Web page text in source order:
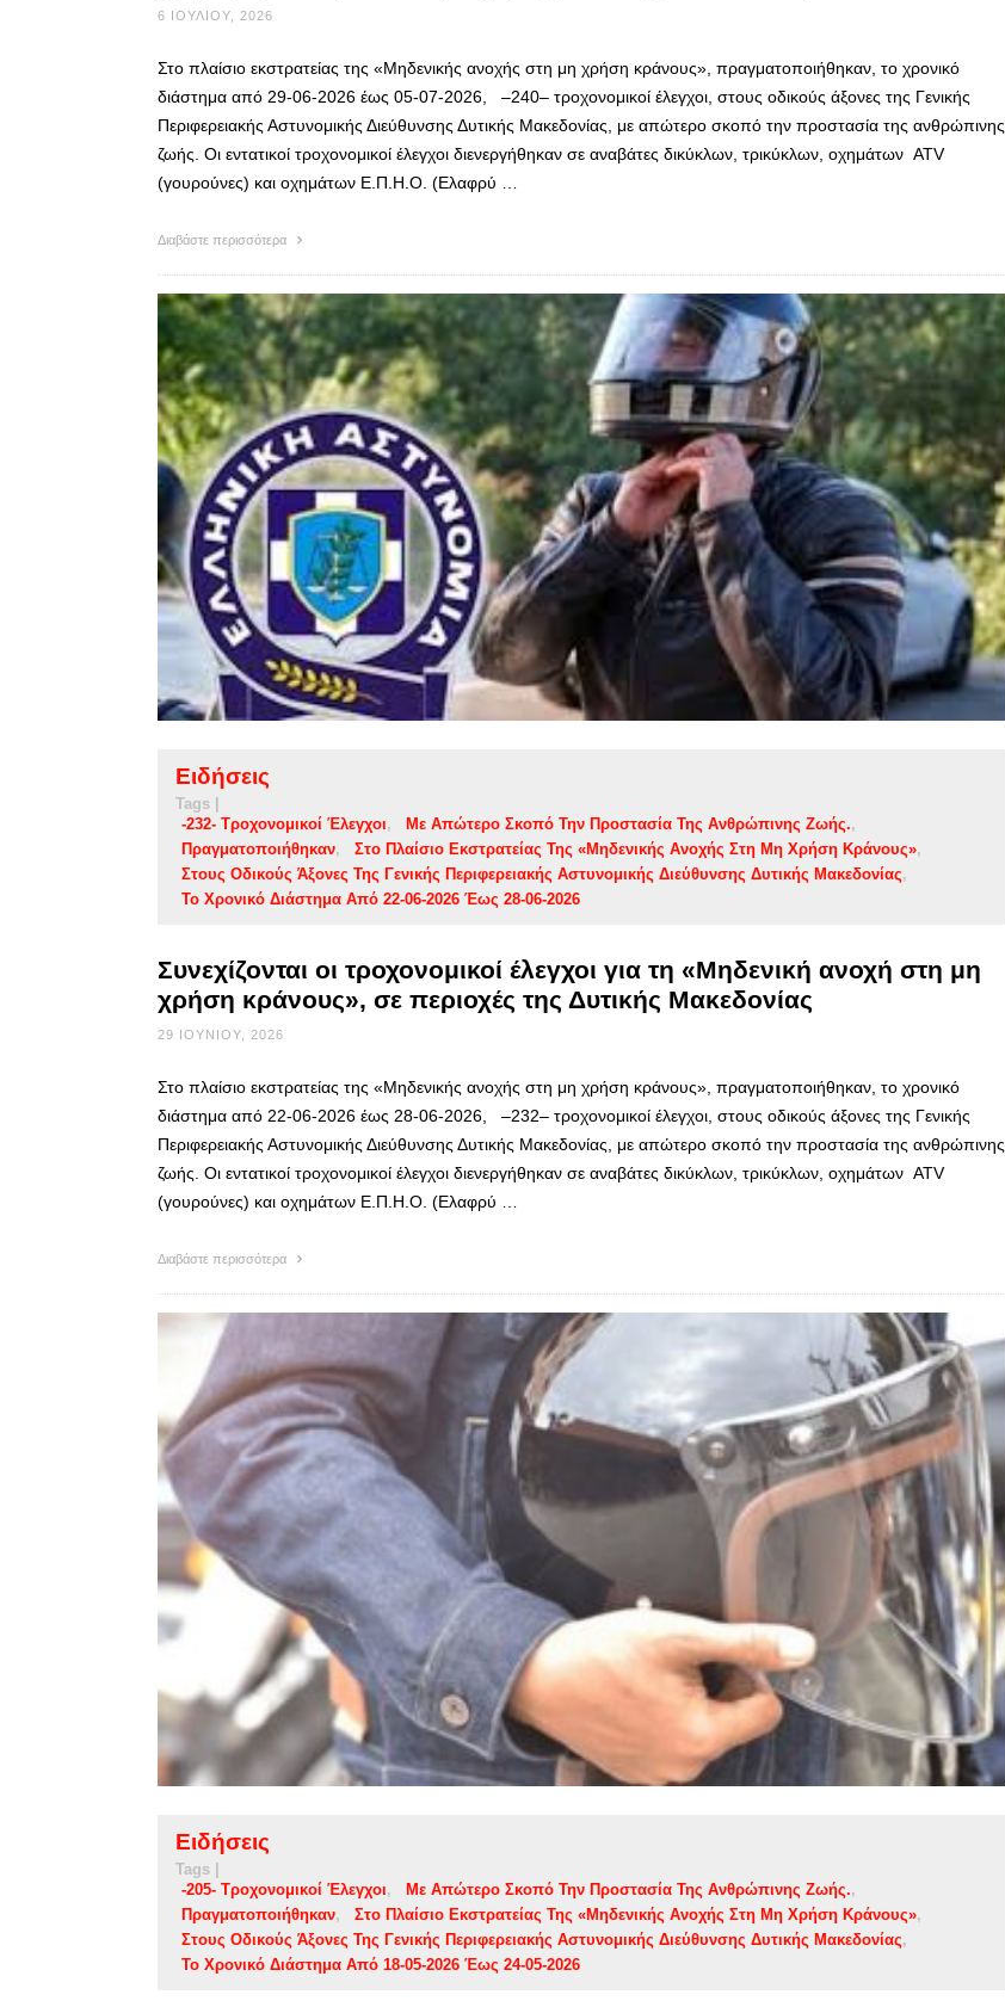
6 ΙΟΥΛΊΟΥ, 2026
Στο πλαίσιο εκστρατείας της «Μηδενικής ανοχής στη μη χρήση κράνους», πραγματοποιήθηκαν, το χρονικό
διάστημα από 29-06-2026 έως 05-07-2026, –240– τροχονομικοί έλεγχοι, στους οδικούς άξονες της Γενικής
Περιφερειακής Αστυνομικής Διεύθυνσης Δυτικής Μακεδονίας, με απώτερο σκοπό την προστασία της ανθρώπινης
ζωής. Οι εντατικοί τροχονομικοί έλεγχοι διενεργήθηκαν σε αναβάτες δικύκλων, τρικύκλων, οχημάτων ATV
(γουρούνες) και οχημάτων Ε.Π.Η.Ο. (Ελαφρύ …
Διαβάστε περισσότερα
Ειδήσεις
Tags |
-232- Τροχονομικοί Έλεγχοι
Με Απώτερο Σκοπό Την Προστασία Της Ανθρώπινης Ζωής.
Πραγματοποιήθηκαν
Στο Πλαίσιο Εκστρατείας Της «Μηδενικής Ανοχής Στη Μη Χρήση Κράνους»
Στους Οδικούς Άξονες Της Γενικής Περιφερειακής Αστυνομικής Διεύθυνσης Δυτικής Μακεδονίας
Το Χρονικό Διάστημα Από 22-06-2026 Έως 28-06-2026
Συνεχίζονται οι τροχονομικοί έλεγχοι για τη «Μηδενική ανοχή στη μη
χρήση κράνους», σε περιοχές της Δυτικής Μακεδονίας
29 ΙΟΥΝΊΟΥ, 2026
Στο πλαίσιο εκστρατείας της «Μηδενικής ανοχής στη μη χρήση κράνους», πραγματοποιήθηκαν, το χρονικό
διάστημα από 22-06-2026 έως 28-06-2026, –232– τροχονομικοί έλεγχοι, στους οδικούς άξονες της Γενικής
Περιφερειακής Αστυνομικής Διεύθυνσης Δυτικής Μακεδονίας, με απώτερο σκοπό την προστασία της ανθρώπινης
ζωής. Οι εντατικοί τροχονομικοί έλεγχοι διενεργήθηκαν σε αναβάτες δικύκλων, τρικύκλων, οχημάτων ATV
(γουρούνες) και οχημάτων Ε.Π.Η.Ο. (Ελαφρύ …
Διαβάστε περισσότερα
Ειδήσεις
Tags |
-205- Τροχονομικοί Έλεγχοι
Με Απώτερο Σκοπό Την Προστασία Της Ανθρώπινης Ζωής.
Πραγματοποιήθηκαν
Στο Πλαίσιο Εκστρατείας Της «Μηδενικής Ανοχής Στη Μη Χρήση Κράνους»
Στους Οδικούς Άξονες Της Γενικής Περιφερειακής Αστυνομικής Διεύθυνσης Δυτικής Μακεδονίας
Το Χρονικό Διάστημα Από 18-05-2026 Έως 24-05-2026